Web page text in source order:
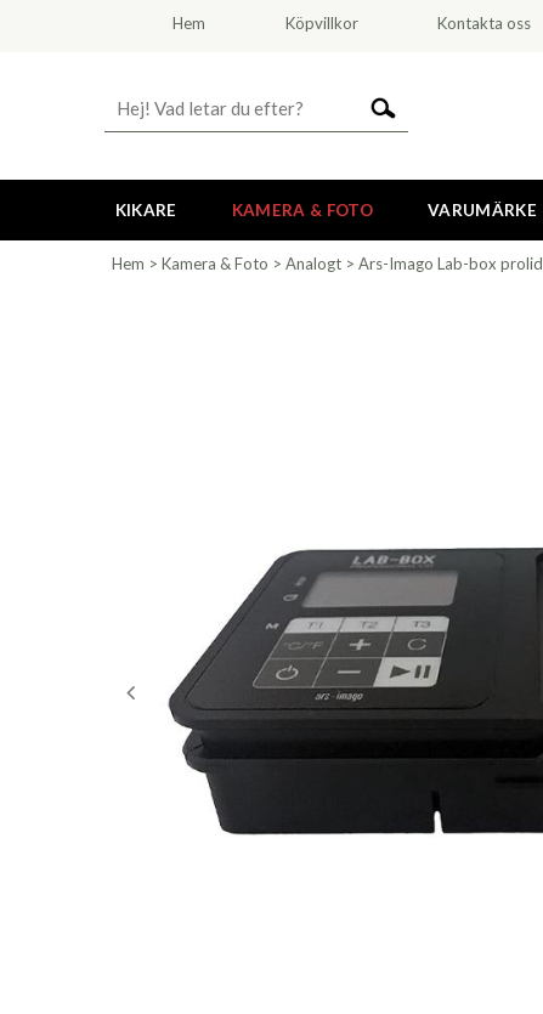
Hem Köpvillkor Kontakta oss
KIKARE KAMERA & FOTO VARUMÄRKE
Hem > Kamera & Foto > Analogt > Ars-Imago Lab-box prolid